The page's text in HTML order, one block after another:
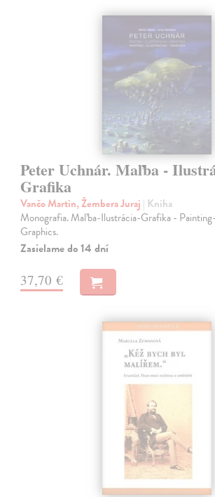
Peter Uchnár. Maľba -
Grafika
Vančo Martin, Žembera Juraj | Kniha
Monografia. Maľba-Ilustrácia-Grafika -
Graphics.
Zasielame do 14 dní
37,70 €